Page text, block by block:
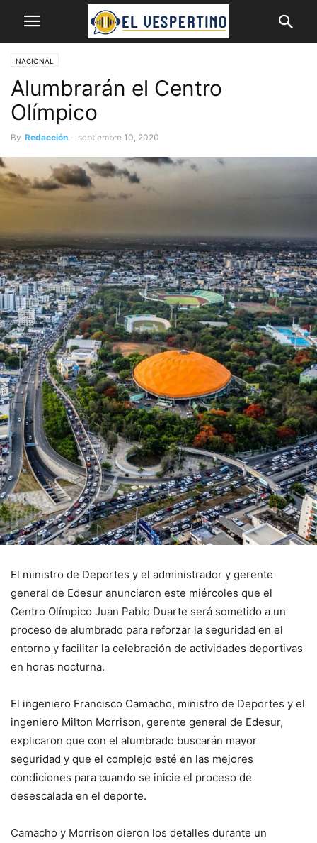
NACIONAL
Alumbrarán el Centro
Olímpico
By Redacción - septiembre 10, 2020
El ministro de Deportes y el administrador y gerente
general de Edesur anunciaron este miércoles que el
Centro Olímpico Juan Pablo Duarte será sometido a un
proceso de alumbrado para reforzar la seguridad en el
entorno y facilitar la celebración de actividades deportivas
en horas nocturna.
El ingeniero Francisco Camacho, ministro de Deportes y el
ingeniero Milton Morrison, gerente general de Edesur,
explicaron que con el alumbrado buscarán mayor
seguridad y que el complejo esté en las mejores
condiciones para cuando se inicie el proceso de
desescalada en el deporte.
Camacho y Morrison dieron los detalles durante un